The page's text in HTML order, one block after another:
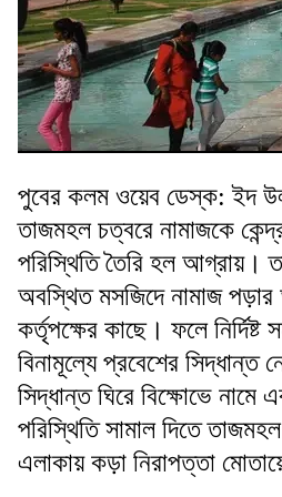
পুবের কলম ওয়েব ডেস্ক: ইদ
তাজমহল চত্বরে নামাজকে
পরিস্থিতি তৈরি হল আগ্রায়।
অবস্থিত মসজিদে নামাজ পড়ার
কর্তৃপক্ষের কাছে। ফলে
বিনামূল্যে প্রবেশের
সিদ্ধান্ত ঘিরে বিক্ষোভে নামে
পরিস্থিতি সামাল দিতে
এলাকায় কড়া নিরাপত্তা